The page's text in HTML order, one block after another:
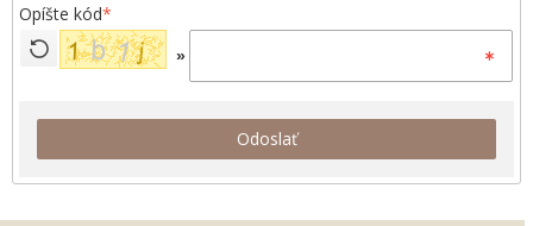
Opíšte kód*
»
Odoslať